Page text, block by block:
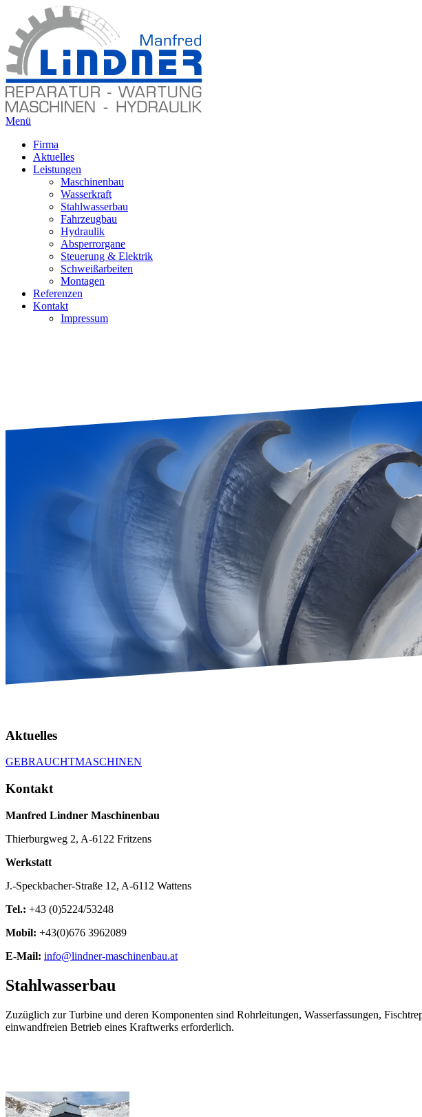
Menü
Firma
Aktuelles
Leistungen
Maschinenbau
Wasserkraft
Stahlwasserbau
Fahrzeugbau
Hydraulik
Absperrorgane
Steuerung & Elektrik
Schweißarbeiten
Montagen
Referenzen
Kontakt
Impressum
Aktuelles
GEBRAUCHTMASCHINEN
Kontakt
Manfred Lindner Maschinenbau
Thierburgweg 2, A-6122 Fritzens
Werkstatt
J.-Speckbacher-Straße 12, A-6112 Wattens
Tel.: +43 (0)5224/53248
Mobil: +43(0)676 3962089
E-Mail: info@lindner-maschinenbau.at
Stahlwasserbau
Zuzüglich zur Turbine und deren Komponenten sind Rohrleitungen, Wasserfassungen,
einwandfreien Betrieb eines Kraftwerks erforderlich.